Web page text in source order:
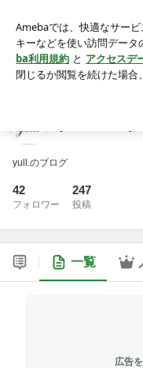
アプリをダウンロードし
ょう。
yull.のブログ
42
フォロワー
247
投稿
一覧
広告